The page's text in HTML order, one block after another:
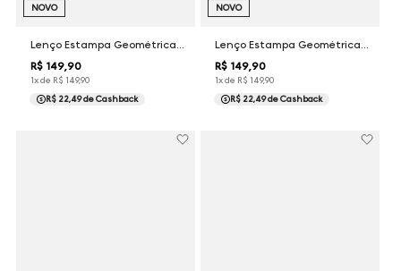
R$ 149 90
1x de R$ 149,90
NOVO
R$ 22,49de Cashback
R$ 149 90
1x de R$ 149,90
NOVO
R$ 22,49de Cashback